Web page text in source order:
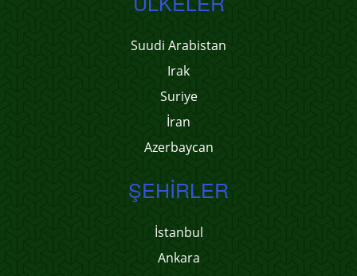
Suudi Arabistan
Irak
Suriye
İran
Azerbaycan
ŞEHIRLER
İstanbul
Ankara